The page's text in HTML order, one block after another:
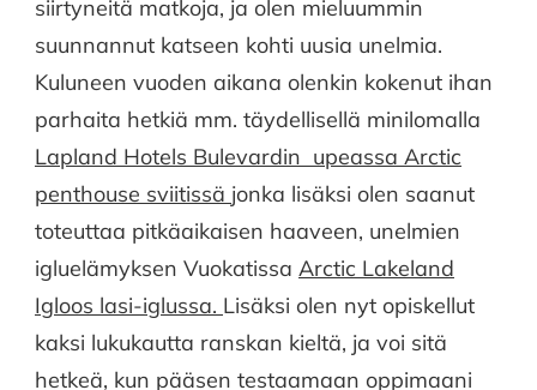
siirtyneitä matkoja, ja olen mieluummin
suunnannut katseen kohti uusia unelmia.
Kuluneen vuoden aikana olenkin kokenut ihan
parhaita hetkiä mm. täydellisellä minilomalla
Lapland Hotels Bulevardin upeassa Arctic
penthouse sviitissä jonka lisäksi olen saanut
toteuttaa pitkäaikaisen haaveen, unelmien
igluelämyksen Vuokatissa Arctic Lakeland
Igloos lasi-iglussa. Lisäksi olen nyt opiskellut
kaksi lukukautta ranskan kieltä, ja voi sitä
hetkeä, kun pääsen testaamaan oppimaani